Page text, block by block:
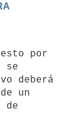
se
deberá
un
de